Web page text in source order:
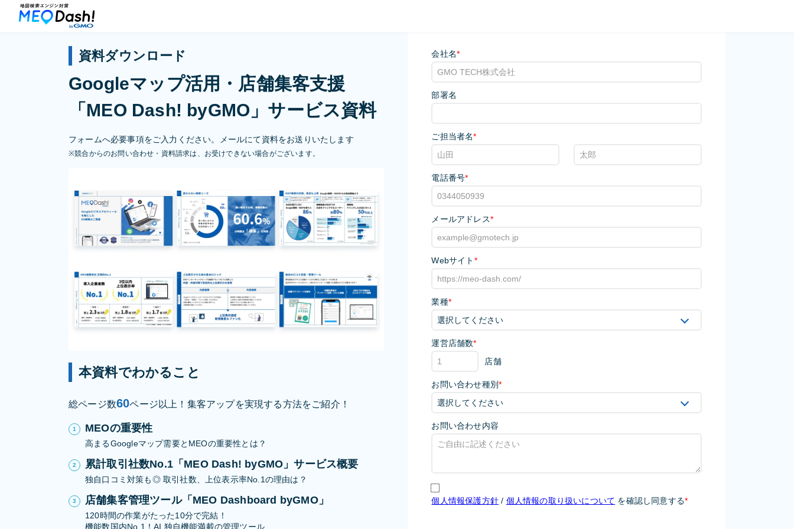
資料ダウンロード
Googleマップ活用・店舗集客支援
「MEO Dash! byGMO」サービス資料
フォームへ必要事項をご入力ください。メールにて資料をお送りいたします
※競合からのお問い合わせ・資料請求は、お受けできない場合がございます。
本資料でわかること
総ページ数60ページ以上！集客アップを実現する方法をご紹介！
MEOの重要性
高まるGoogleマップ需要とMEOの重要性とは？
累計取引社数No.1「MEO Dash! byGMO」サービス概要
独自口コミ対策も◎ 取引社数、上位表示率No.1の理由は？
店舗集客管理ツール「MEO Dashboard byGMO」
120時間の作業がたった10分で完結！
機能数国内No.1！AI 独自機能満載の管理ツール
会社名*
部署名
ご担当者名*
電話番号*
メールアドレス*
Webサイト *
業種*
運営店舗数*
店舗
お問い合わせ種別*
お問い合わせ内容
個人情報保護方針 / 個人情報の取り扱いについて を確認し同意する*